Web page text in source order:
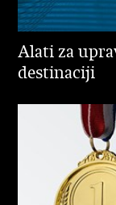
Alati za
destinaciji